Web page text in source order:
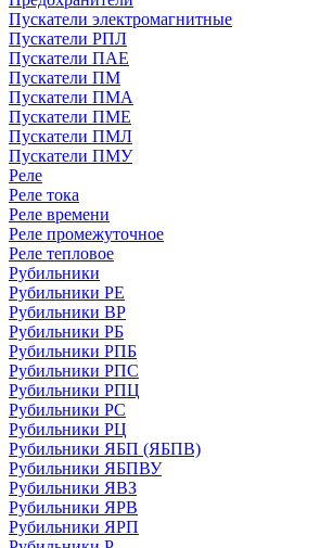
Пускатели электромагнитные
Пускатели РПЛ
Пускатели ПАЕ
Пускатели ПМ
Пускатели ПМА
Пускатели ПМЕ
Пускатели ПМЛ
Пускатели ПМУ
Реле
Реле тока
Реле времени
Реле промежуточное
Реле тепловое
Рубильники
Рубильники РЕ
Рубильники ВР
Рубильники РБ
Рубильники РПБ
Рубильники РПС
Рубильники РПЦ
Рубильники РС
Рубильники РЦ
Рубильники ЯБП (ЯБПВ)
Рубильники ЯБПВУ
Рубильники ЯВЗ
Рубильники ЯРВ
Рубильники ЯРП